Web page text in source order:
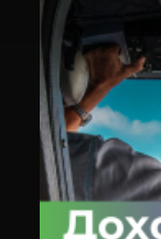
Главная Новости
Действии
Или Заочное
Акционеров» С
9718151838 (акция 1-